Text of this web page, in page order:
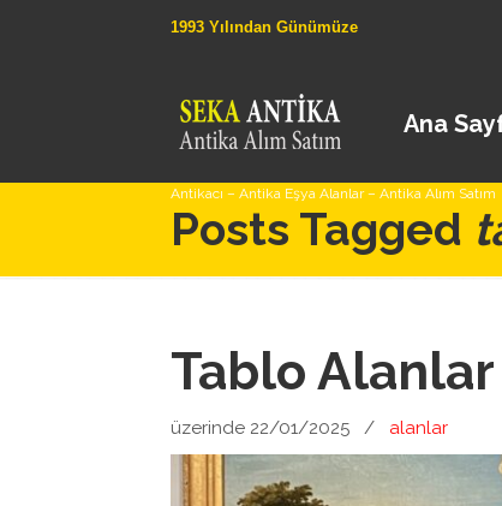
1993 Yılından Günümüze
Antikacı – Antika Eşya Alanlar – Antika Alım Satım
Ana
Posts Tagged
Tablo Alanlar
üzerinde 22/01/2025 / alanlar